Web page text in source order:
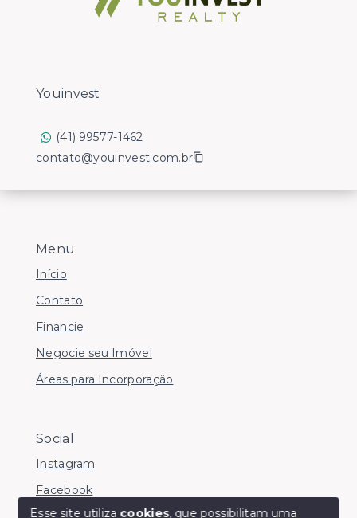
Menu
Início
Contato
Financie
Negocie seu Imóvel
Áreas para Incorporação
Social
Instagram
Facebook
Youinvest
(41) 99577-1462
contato@youinvest.com.br
Esse site utiliza cookies, que possibilitam uma